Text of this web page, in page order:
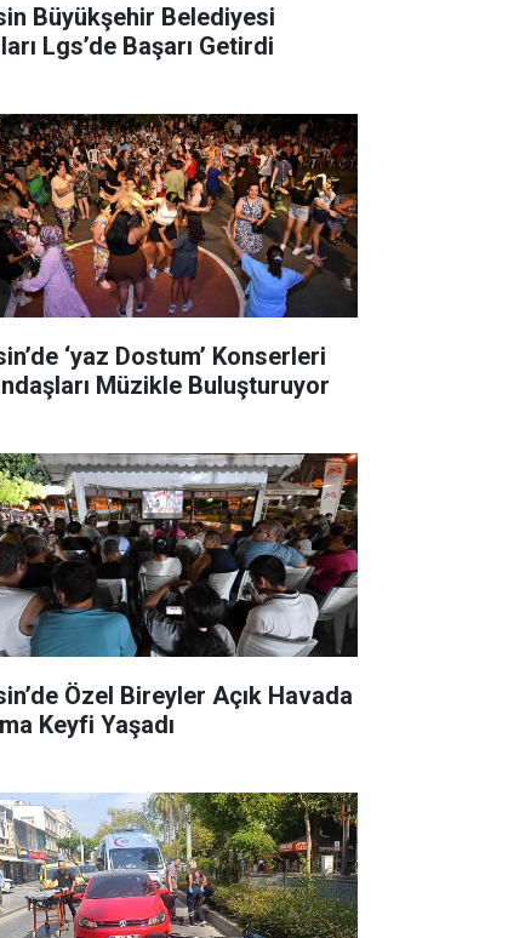
Büyükşehir Belediyesi
Lgs’de Başarı Getirdi
‘yaz Dostum’ Konserleri
Müzikle Buluşturuyor
Özel Bireyler Açık Havada
Keyfi Yaşadı